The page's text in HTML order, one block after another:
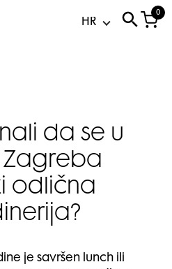
0
da se u
Zagreba
odlična
je savršen lunch ili